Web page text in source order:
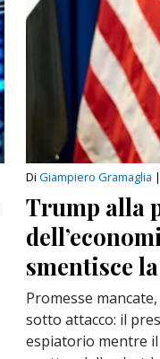
Di Giampiero Gramaglia |
Trump alla
smentisce
Promesse
sotto attacco: il
espiatorio mentre